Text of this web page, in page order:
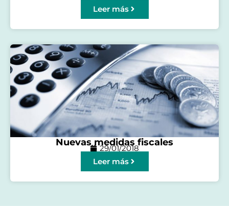
Leer más
Nuevas medidas fiscales
29/01/2018
Leer más